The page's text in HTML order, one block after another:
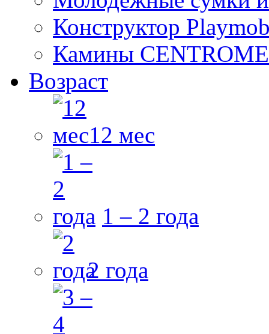
Конструктор
Камины
Возраст
12 мес
1 – 2 года
2 года